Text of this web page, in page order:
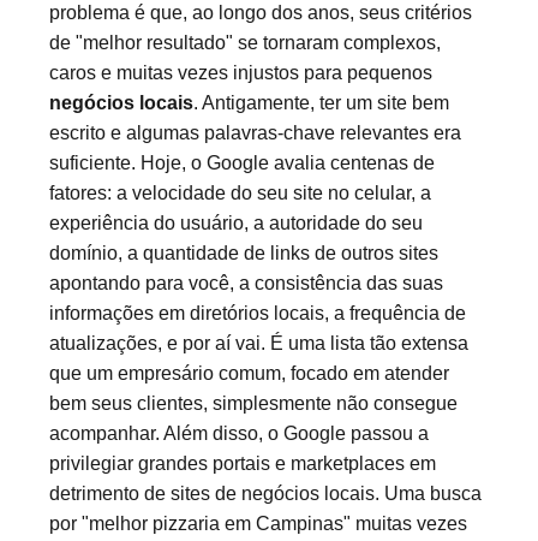
problema é que, ao longo dos anos, seus critérios
de "melhor resultado" se tornaram complexos,
caros e muitas vezes injustos para pequenos
negócios locais. Antigamente, ter um site bem
escrito e algumas palavras-chave relevantes era
suficiente. Hoje, o Google avalia centenas de
fatores: a velocidade do seu site no celular, a
experiência do usuário, a autoridade do seu
domínio, a quantidade de links de outros sites
apontando para você, a consistência das suas
informações em diretórios locais, a frequência de
atualizações, e por aí vai. É uma lista tão extensa
que um empresário comum, focado em atender
bem seus clientes, simplesmente não consegue
acompanhar. Além disso, o Google passou a
privilegiar grandes portais e marketplaces em
detrimento de sites de negócios locais. Uma busca
por "melhor pizzaria em Campinas" muitas vezes